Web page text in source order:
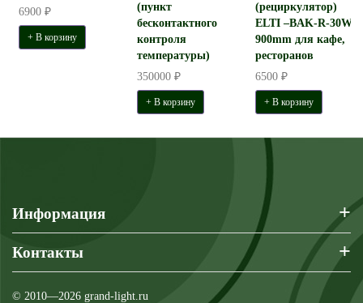
6900 ₽
+ В корзину
(пункт
бесконтактного
контроля
температуры)
350000 ₽
+ В корзину
(рециркулятор)
ELTI –BAK-R-30W-
900mm для кафе,
ресторанов
6500 ₽
+ В корзину
Информация +
Контакты +
© 2010—2026 grand-light.ru